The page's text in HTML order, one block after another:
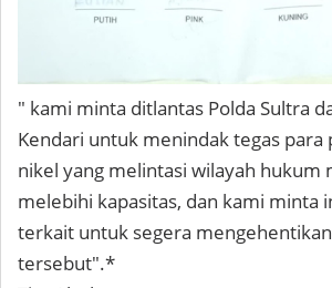
" kami minta ditlantas Polda Sultra
Kendari untuk menindak tegas para
nikel yang melintasi wilayah hukum
melebihi kapasitas, dan kami minta
terkait untuk segera
tersebut".*